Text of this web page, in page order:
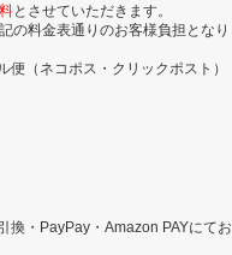
とさせていただきます。
の料金表通りのお客様負担となり
（ネコポス・クリックポスト）
換・PayPay・Amazon PAYにてお